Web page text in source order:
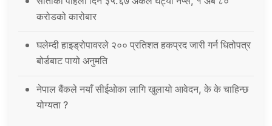
करोडको कारोबार
घलेम्दी हाइड्रोपावरले २०० प्रतिशत हकप्रद जारी गर्न धितोपत्र
बोर्डबाट पायो अनुमति
नेपाल बैंकले नयाँ सीईओका लागि खुलायो आवेदन, के के चाहिन्छ
योग्यता ?